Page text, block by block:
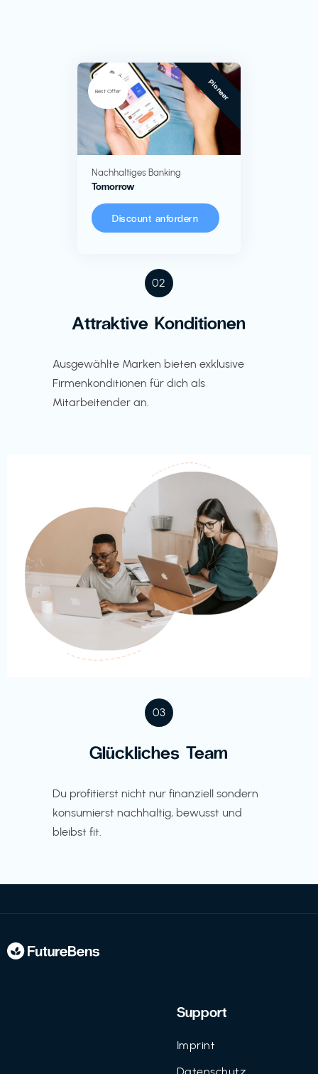
02
Attraktive Konditionen
Ausgewählte Marken bieten exklusive
Firmenkonditionen für dich als
Mitarbeitender an.
Best Offer Pioneer
Nachhaltiges Banking
Tomorrow
Discount anfordern
03
Glückliches Team
Du profitierst nicht nur finanziell sondern
konsumierst nachhaltig, bewusst und
bleibst fit.
Support
Imprint